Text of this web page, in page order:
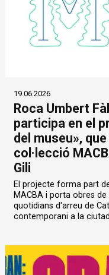
19.06.2026
Roca Umbert
participa en el
del museu»,
col·lecció
Gili
El projecte forma part
MACBA i porta obres
quotidians d'arreu de
contemporani a la